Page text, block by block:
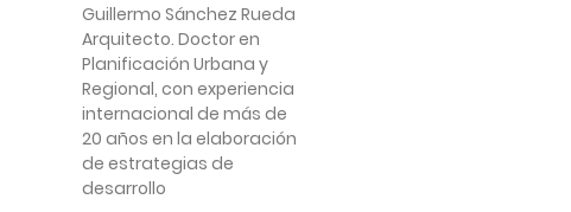
Guillermo Sánchez Rueda
Arquitecto. Doctor en
Planificación Urbana y
Regional, con experiencia
internacional de más de
20 años en la elaboración
de estrategias de
desarrollo